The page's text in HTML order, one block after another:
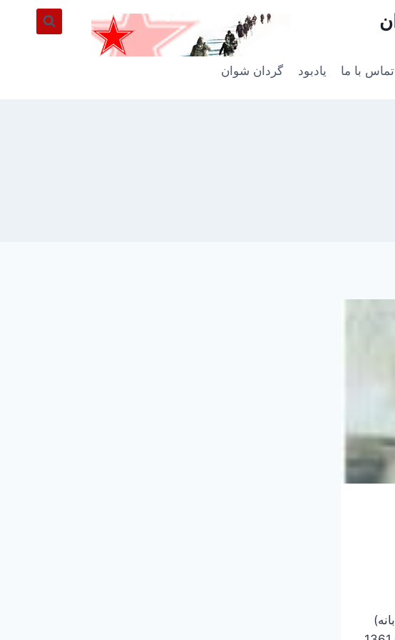
تماس با ما یادبود گردان شوان